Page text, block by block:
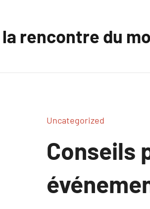
la rencontre du
Uncategorized
Conseils